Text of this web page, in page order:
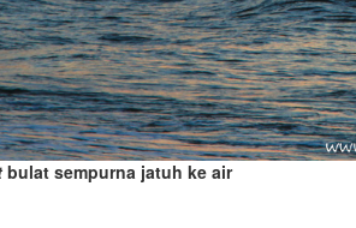
bulat sempurna jatuh ke air